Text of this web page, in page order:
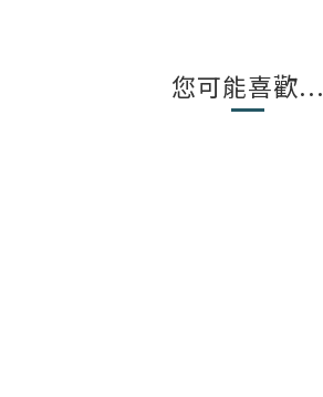
您可能喜歡...